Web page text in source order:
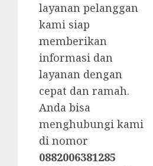
layanan pelanggan
kami siap
memberikan
informasi dan
layanan dengan
cepat dan ramah.
Anda bisa
menghubungi kami
di nomor
0882006381285